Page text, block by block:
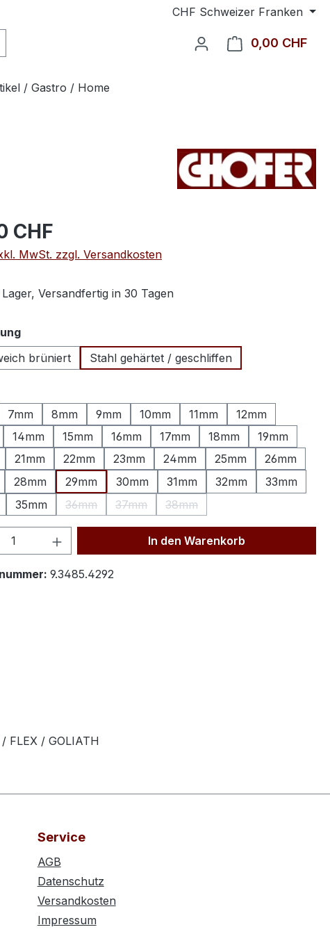
CHF Schweizer Franken
0,00 CHF
/ Gastro / Home
CHF
MwSt. zzgl. Versandkosten
Versandfertig in 30 Tagen
auswählen
brüniert
Stahl gehärtet / geschliffen
7mm 8mm 9mm 10mm 11mm
12mm
14mm 15mm 16mm 17mm 18mm
19mm
21mm 22mm 23mm 24mm 25mm
26mm
28mm 29mm 30mm 31mm 32mm
33mm
35mm 36mm
(Diese Option ist zurzeit nicht verfügbar.)
37mm
(Diese Option ist zurzeit nicht verfügbar.)
38mm
(Diese Option ist zurzeit nicht
Anzahl: Gib den gewünschten Wert
In den Warenkorb
9.3485.4292
FLEX / GOLIATH
Service
AGB
Datenschutz
Versandkosten
Impressum